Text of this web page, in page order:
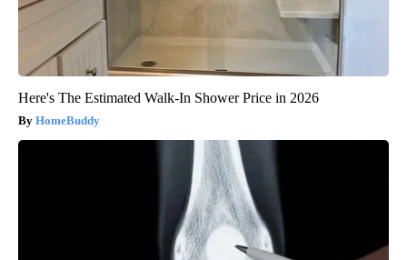
Here's The Estimated Walk-In Shower Price in 2026
HomeBuddy